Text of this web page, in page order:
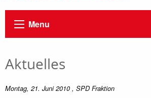
Menu
Aktuelles
Montag, 21. Juni 2010 , SPD Fraktion